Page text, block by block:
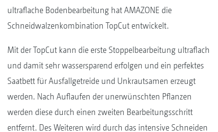
ultraflache Bodenbearbeitung hat AMAZONE die
Schneidwalzenkombination TopCut entwickelt.
Mit der TopCut kann die erste Stoppelbearbeitung ultraflach
und damit sehr wassersparend erfolgen und ein perfektes
Saatbett für Ausfallgetreide und Unkrautsamen erzeugt
werden. Nach Auflaufen der unerwünschten Pflanzen
werden diese durch einen zweiten Bearbeitungsschritt
entfernt. Des Weiteren wird durch das intensive Schneiden